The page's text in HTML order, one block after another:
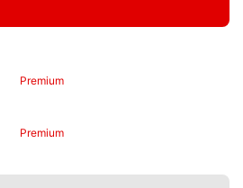
Premium
Premium